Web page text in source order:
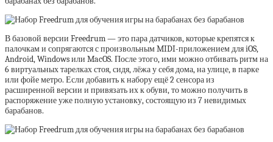
В базовой версии Freedrum — это пара датчиков, которые крепятся к
палочкам и сопрягаются с произвольным MIDI-приложением для iOS,
Android, Windows или MacOS. После этого, ими можно отбивать ритм на
6 виртуальных тарелках стоя, сидя, лёжа у себя дома, на улице, в парке
или фойе метро. Если добавить к набору ещё 2 сенсора из
расширенной версии и привязать их к обуви, то можно получить в
распоряжение уже полную установку, состоящую из 7 невидимых
барабанов.